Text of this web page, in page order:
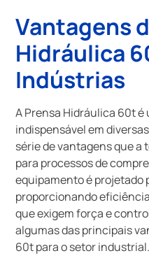
Vantagens
Hidráulica
Indústrias
A Prensa Hidráulica 60t
indispensável em
série de vantagens que
para processos de
equipamento é projetado
proporcionando
que exigem força e
algumas das principais
60t para o setor industrial.